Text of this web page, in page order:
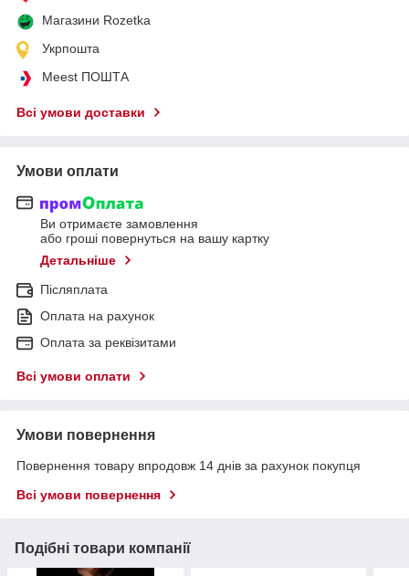
Магазини Rozetka
Укрпошта
Meest ПОШТА
Всі умови доставки
Умови оплати
Ви отримаєте замовлення
або гроші повернуться на вашу картку
Детальніше
Післяплата
Оплата на рахунок
Оплата за реквізитами
Всі умови оплати
Умови повернення
Повернення товару впродовж 14 днів за рахунок покупця
Всі умови повернення
Подібні товари компанії